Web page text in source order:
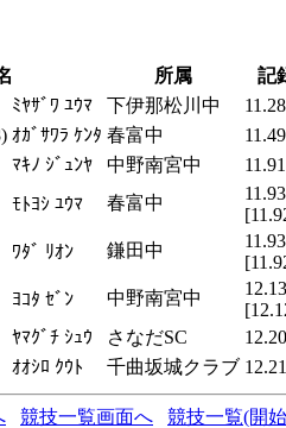
所属
記
ﾐﾔｻﾞﾜ ﾕｳﾏ 下伊那松川中
11.28
ｵｶﾞｻﾜﾗ ｹﾝﾀ 春富中
11.49
ﾏｷﾉ ｼﾞｭﾝﾔ 中野南宮中
11.91
ﾓﾄﾖｼ ﾕｳﾏ 春富中
11.93
ﾜﾀﾞ ﾘｵﾝ 鎌田中
11.93
ﾖｺﾀ ｾﾞﾝ 中野南宮中
12.13
ﾔﾏｸﾞﾁ ｼｭｳ さなだSC
12.20
ｵｵｼﾛ ｸｳﾄ 千曲坂城クラブ 12.21
競技一覧画面へ 競技一覧(開